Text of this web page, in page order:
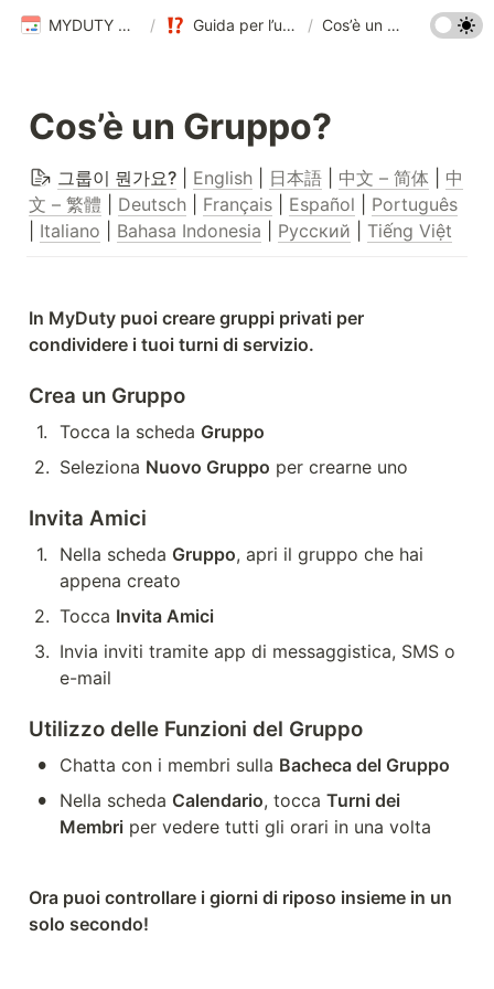
MYDUTY Help Center / Guida per l’utente MYDUTY / Cos’è un Gruppo?
Cos’è un Gruppo?
그룹이 뭔가요? | English | 日本語 | 中文 – 简体 | 中
文 – 繁體
Deutsch Français Español
Português
Italiano Bahasa Indonesia Русский Tiếng Việt
In MyDuty puoi creare gruppi privati per
condividere i tuoi turni di servizio.
Crea un Gruppo
1. Tocca la scheda Gruppo
2. Seleziona Nuovo Gruppo per crearne uno
Invita Amici
1. Nella scheda Gruppo, apri il gruppo che hai
appena creato
2. Tocca Invita Amici
3. Invia inviti tramite app di messaggistica, SMS o
e-mail
Utilizzo delle Funzioni del Gruppo
• Chatta con i membri sulla Bacheca del Gruppo
• Nella scheda Calendario, tocca Turni dei
Membri per vedere tutti gli orari in una volta
Ora puoi controllare i giorni di riposo insieme in un
solo secondo!